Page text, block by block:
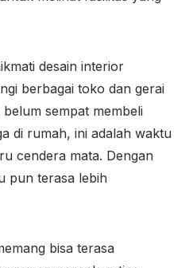
desain interior
berbagai toko dan gerai
sempat membeli
di rumah, ini adalah waktu
cendera mata. Dengan
pun terasa lebih
bisa terasa